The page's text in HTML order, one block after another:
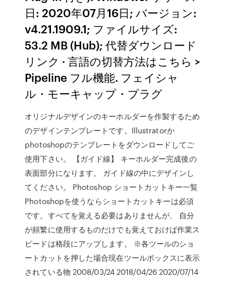
日: 2020年07月16日; バージョン:
v4.21.1909.1; ファイルサイズ:
53.2 MB (Hub); 代替ダウンロード
リンク · 言語の切替方法はこちら >
Pipeline フル機能. フェイシャ
ル・モーキャップ・プラグ
オリジナルデザインのキーホルダーを作製するため
のデザインテンプレートです。Illustratorか
photoshopのテンプレートをダウンロードしてご
使用下さい。 【ガイド線】 キーホルダー完成後の
表面部分になります。 ガイド線の中にデザインし
てください。 Photoshop ショートカットキー一覧
Photoshopを使うならショートカットキーは必須
です。すべてを覚える必要はありませんが、 自分
が頻繁に使用するものだけでも覚えておけば作業ス
ピードは格段にアップします。 ※各ツールのショ
ートカットを押した場合現在ツールボックスに表示
されている物 2008/03/24 2018/04/26 2020/07/14